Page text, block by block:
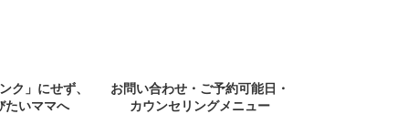
ク」にせず、
たいママへ
お問い合わせ・ご予約可能日・
カウンセリングメニュー